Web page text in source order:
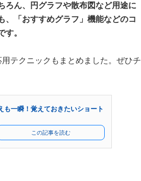
ろん、円グラフや散布図など用途に
、「おすすめグラフ」機能などのコ
。
テクニックもまとめました。ぜひチ
も一瞬！覚えておきたいショート
この記事を読む